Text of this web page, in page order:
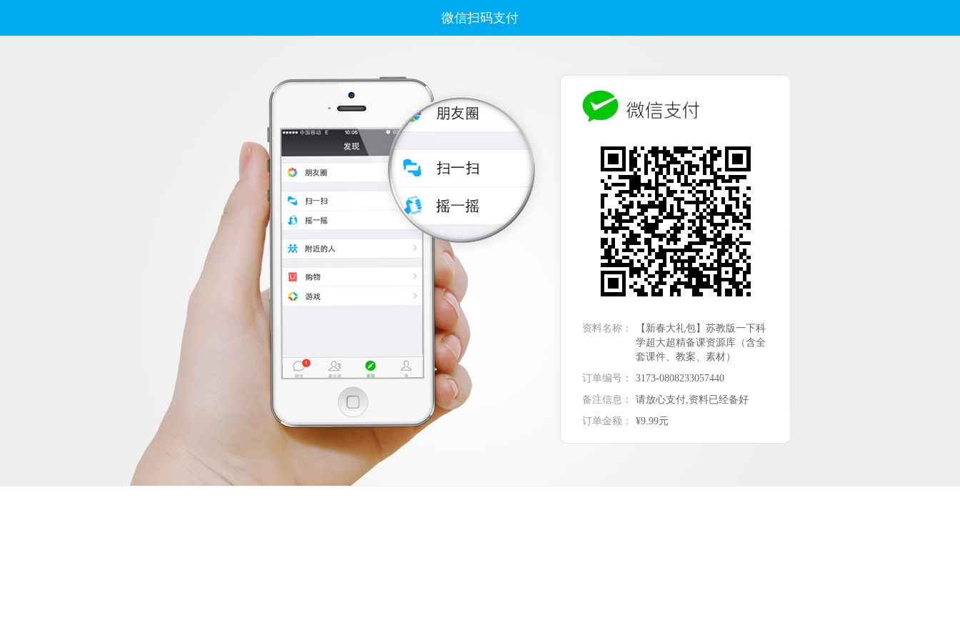
微信扫码支付
资料名称：
【新春大礼包】苏教版一下科
学超大超精备课资源库（含全
套课件、教案、素材）
订单编号：
3173-0808233057440
备注信息：
请放心支付,资料已经备好
订单金额：
¥9.99元
实付金额： 9.99